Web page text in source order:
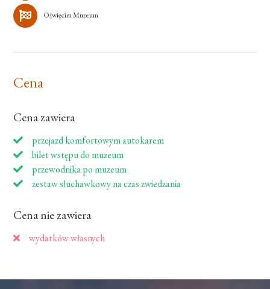
Oświęcim Muzeum
Cena
Cena zawiera
przejazd komfortowym autokarem
bilet wstępu do muzeum
przewodnika po muzeum
zestaw słuchawkowy na czas zwiedzania
Cena nie zawiera
wydatków własnych